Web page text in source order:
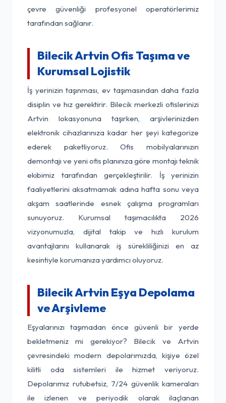
çevre güvenliği profesyonel operatörlerimiz
tarafından sağlanır.
Bilecik Artvin Ofis Taşıma ve
Kurumsal Lojistik
İş yerinizin taşınması, ev taşımasından daha fazla
disiplin ve hız gerektirir. Bilecik merkezli ofislerinizi
Artvin lokasyonuna taşırken, arşivlerinizden
elektronik cihazlarınıza kadar her şeyi kategorize
ederek paketliyoruz. Ofis mobilyalarınızın
demontajı ve yeni ofis planınıza göre montajı teknik
ekibimiz tarafından gerçekleştirilir. İş yerinizin
faaliyetlerini aksatmamak adına hafta sonu veya
akşam saatlerinde esnek çalışma programları
sunuyoruz. Kurumsal taşımacılıkta 2026
vizyonumuzla, dijital takip ve hızlı kurulum
avantajlarını kullanarak iş sürekliliğinizi en az
kesintiyle korumanıza yardımcı oluyoruz.
Bilecik Artvin Eşya Depolama
ve Arşivleme
Eşyalarınızı taşımadan önce güvenli bir yerde
bekletmeniz mi gerekiyor? Bilecik ve Artvin
çevresindeki modern depolarımızda, kişiye özel
kilitli oda sistemleri ile hizmet veriyoruz.
Depolarımız rutubetsiz, 7/24 güvenlik kameraları
ile izlenen ve periyodik olarak ilaçlanan